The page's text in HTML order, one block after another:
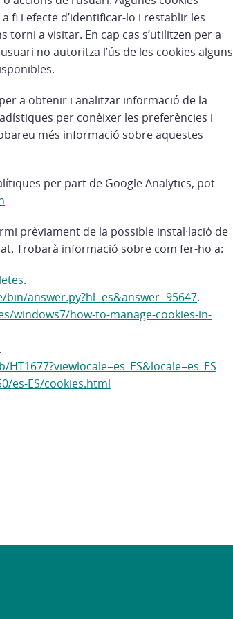
fi i efecte d’identificar-lo i restablir les
torni a visitar. En cap cas s’utilitzen per a
no autoritza l’ús de les cookies alguns
a obtenir i analitzar informació de la
per conèixer les preferències i
més informació sobre aquestes
per part de Google Analytics, pot
prèviament de la possible instal·lació de
Trobarà informació sobre com fer-ho a:
.
answer.py?hl=es&answer=95647.
windows7/how-to-manage-cookies-in-
.
es-ES/cookies.html